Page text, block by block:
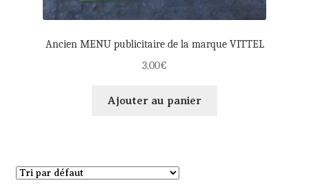
Ancien MENU publicitaire de la marque VITTEL
3.00€
Ajouter au panier